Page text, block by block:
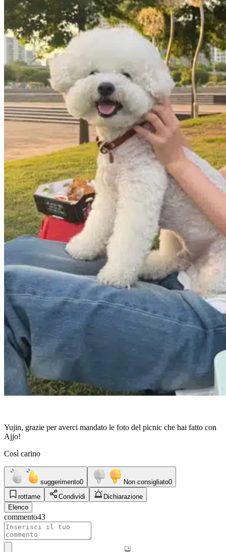
Yujin, grazie per averci mandato le foto del picnic che hai fatto con
Ajjo!
Così carino
suggerimento0 Non consigliato0
rottame
Condividi
Dichiarazione
Elenco
commento43